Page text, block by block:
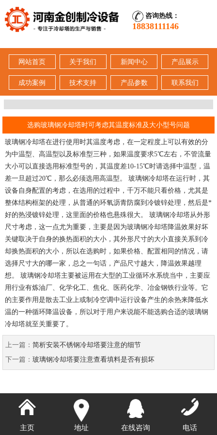
咨询热线：
18838111146
网站首页 关于我们 新闻中心 产品展示
成功案例 技术支持 产品参数 联系我们
选购玻璃钢冷却塔时可考虑其温度标准及大小型号问题
玻璃钢冷却塔在进行使用时其温度考虑，在一定程度上可以有效的分
为中温型、高温型以及标准型三种，如果温度要求5℃左右，不管流量
大小可以直接选用标准型号的，其温度差10-15℃时请选择中温型，温
差一旦超过20℃，那么必须选用高温型。 玻璃钢冷却塔在运行时，其
设备自身配置的考虑，在选用的过程中，千万不能只看价格，尤其是
整体结构框架的处理，从普通的环氧沥青防腐到冷镀锌处理，然后是*
好的热浸镀锌处理，这里面的价格也悬殊很大。 玻璃钢冷却塔从外形
尺寸考虑，这一点尤为重要，主要是因为玻璃钢冷却塔降温效果好坏
关键取决于自身的换热面积的大小，其外形尺寸的大小直接关系到冷
却换热面积的大小，所以在选购时，如果价格、配置相同的情况，请
选择尺寸大的哪一家，总之一句话，产品尺寸越大，降温效果越理
想。 玻璃钢冷却塔主要被运用在大型的工业循环水系统当中，主要应
用行业有炼油厂、化学化工、焦化、医药化学、冶金钢铁行业等。它
的主要作用是散去工业上或制冷空调中运行设备产生的余热来降低水
温的一种循环降温设备，所以对于用户来说能不能选购合适的玻璃钢
冷却塔就至关重要了。
上一篇： 简析安装不锈钢冷却塔要注意的细节
下一篇： 玻璃钢冷却塔要注意查看填料是否有损坏
主页 地址 在线咨询 电话